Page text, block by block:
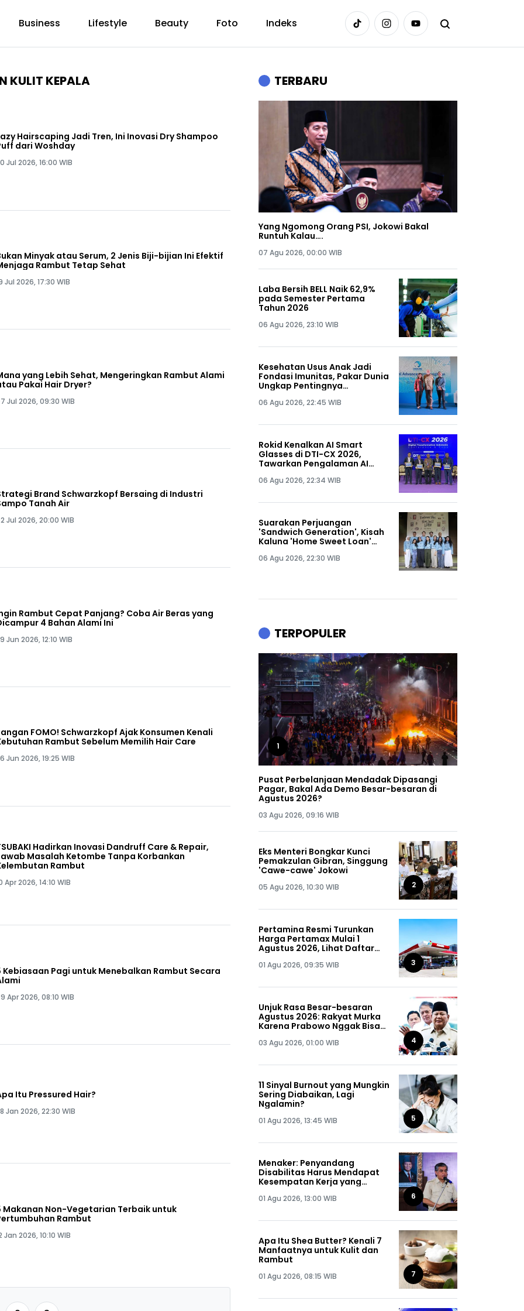
Business Lifestyle Beauty Foto Indeks
KULIT KEPALA
Hairscaping Jadi Tren, Ini Inovasi Dry Shampoo
dari Woshday
Jul 2026, 16:00 WIB
Minyak atau Serum, 2 Jenis Biji-bijian Ini Efektif
Rambut Tetap Sehat
Jul 2026, 17:30 WIB
yang Lebih Sehat, Mengeringkan Rambut Alami
Pakai Hair Dryer?
Jul 2026, 09:30 WIB
Brand Schwarzkopf Bersaing di Industri
Tanah Air
Jul 2026, 20:00 WIB
Rambut Cepat Panjang? Coba Air Beras yang
4 Bahan Alami Ini
Jun 2026, 12:10 WIB
FOMO! Schwarzkopf Ajak Konsumen Kenali
Rambut Sebelum Memilih Hair Care
Jun 2026, 19:25 WIB
Hadirkan Inovasi Dandruff Care & Repair,
Masalah Ketombe Tanpa Korbankan
Rambut
Apr 2026, 14:10 WIB
Kebiasaan Pagi untuk Menebalkan Rambut Secara
Apr 2026, 08:10 WIB
Itu Pressured Hair?
Jan 2026, 22:30 WIB
Makanan Non-Vegetarian Terbaik untuk
Rambut
Jan 2026, 10:10 WIB
TERBARU
Yang Ngomong Orang PSI, Jokowi Bakal
Runtuh Kalau….
07 Agu 2026, 00:00 WIB
Laba Bersih BELL Naik 62,9%
pada Semester Pertama
Tahun 2026
06 Agu 2026, 23:10 WIB
Kesehatan Usus Anak Jadi
Fondasi Imunitas, Pakar Dunia
Ungkap Pentingnya
Pertama Kehidupan
06 Agu 2026, 22:45 WIB
Rokid Kenalkan AI Smart
Glasses di DTI-CX 2026,
Tawarkan Pengalaman AI
06 Agu 2026, 22:34 WIB
Suarakan Perjuangan
'Sandwich Generation', Kisah
Kaluna 'Home Sweet Loan'
Musikal
06 Agu 2026, 22:30 WIB
TERPOPULER
1
Pusat Perbelanjaan Mendadak Dipasangi
Pagar, Bakal Ada Demo Besar-besaran di
Agustus 2026?
03 Agu 2026, 09:16 WIB
Eks Menteri Bongkar Kunci
Pemakzulan Gibran, Singgung
'Cawe-cawe' Jokowi
05 Agu 2026, 10:30 WIB 2
Pertamina Resmi Turunkan
Harga Pertamax Mulai 1
Agustus 2026, Lihat Daftar
01 Agu 2026, 09:35 WIB 3
Unjuk Rasa Besar-besaran
Agustus 2026: Rakyat Murka
Karena Prabowo Nggak Bisa
03 Agu 2026, 01:00 WIB 4
11 Sinyal Burnout yang Mungkin
Sering Diabaikan, Lagi
Ngalamin?
01 Agu 2026, 13:45 WIB 5
Menaker: Penyandang
Disabilitas Harus Mendapat
Kesempatan Kerja yang
01 Agu 2026, 13:00 WIB 6
Apa Itu Shea Butter? Kenali 7
Manfaatnya untuk Kulit dan
Rambut
01 Agu 2026, 08:15 WIB 7